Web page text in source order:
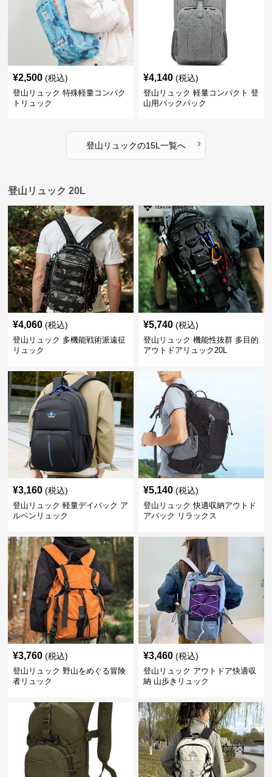
¥2,500 (税込)
登山リュック 特殊軽量コンパク
トリュック
¥4,140 (税込)
登山リュック 軽量コンパクト 登
山用バックパック
登山リュックの15L 一覧へ ›
登山リュック 20L
¥4,060 (税込)
登山リュック 多機能戦術派遠征
リュック
¥5,740 (税込)
登山リュック 機能性抜群 多目的
アウトドアリュック20L
¥3,160 (税込)
登山リュック 軽量デイパック ア
ルペンリュック
¥5,140 (税込)
登山リュック 快適収納アウトド
アパック リラックス
¥3,760 (税込)
登山リュック 野山をめぐる冒険
者リュック
¥3,460 (税込)
登山リュック アウトドア快適収
納 山歩きリュック